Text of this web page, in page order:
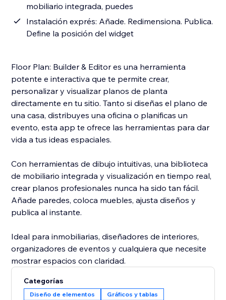
mobiliario integrada, puedes
Instalación exprés: Añade. Redimensiona. Publica.
Define la posición del widget
Floor Plan: Builder & Editor es una herramienta
potente e interactiva que te permite crear,
personalizar y visualizar planos de planta
directamente en tu sitio. Tanto si diseñas el plano de
una casa, distribuyes una oficina o planificas un
evento, esta app te ofrece las herramientas para dar
vida a tus ideas espaciales.
Con herramientas de dibujo intuitivas, una biblioteca
de mobiliario integrada y visualización en tiempo real,
crear planos profesionales nunca ha sido tan fácil.
Añade paredes, coloca muebles, ajusta diseños y
publica al instante.
Ideal para inmobiliarias, diseñadores de interiores,
organizadores de eventos y cualquiera que necesite
mostrar espacios con claridad.
Categorías
Diseño de elementos Gráficos y tablas